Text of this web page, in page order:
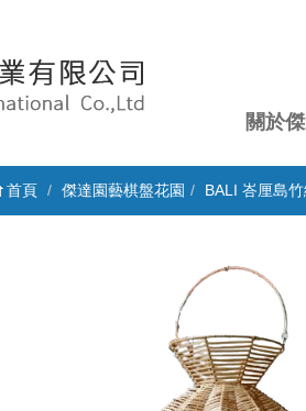
關於
首頁 傑達園藝棋盤花園 BALI 峇厘島